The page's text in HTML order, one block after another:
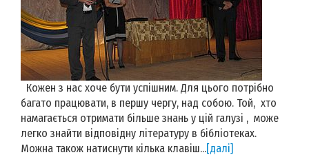
Кожен з нас хоче бути успішним. Для цього потрібно
багато працювати, в першу чергу, над собою. Той, хто
намагається отримати більше знань у цій галузі , може
легко знайти відповідну літературу в бібліотеках.
Можна також натиснути кілька клавіш...[далі]